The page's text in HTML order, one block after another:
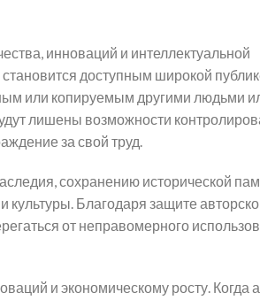
инноваций и интеллектуальной
становится доступным широкой
или копируемым другими людьми
лишены возможности
за свой труд.
сохранению исторической
Благодаря защите
от неправомерного
и экономическому росту. Когда